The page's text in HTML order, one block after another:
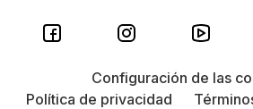
Configuración de las
Política de privacidad